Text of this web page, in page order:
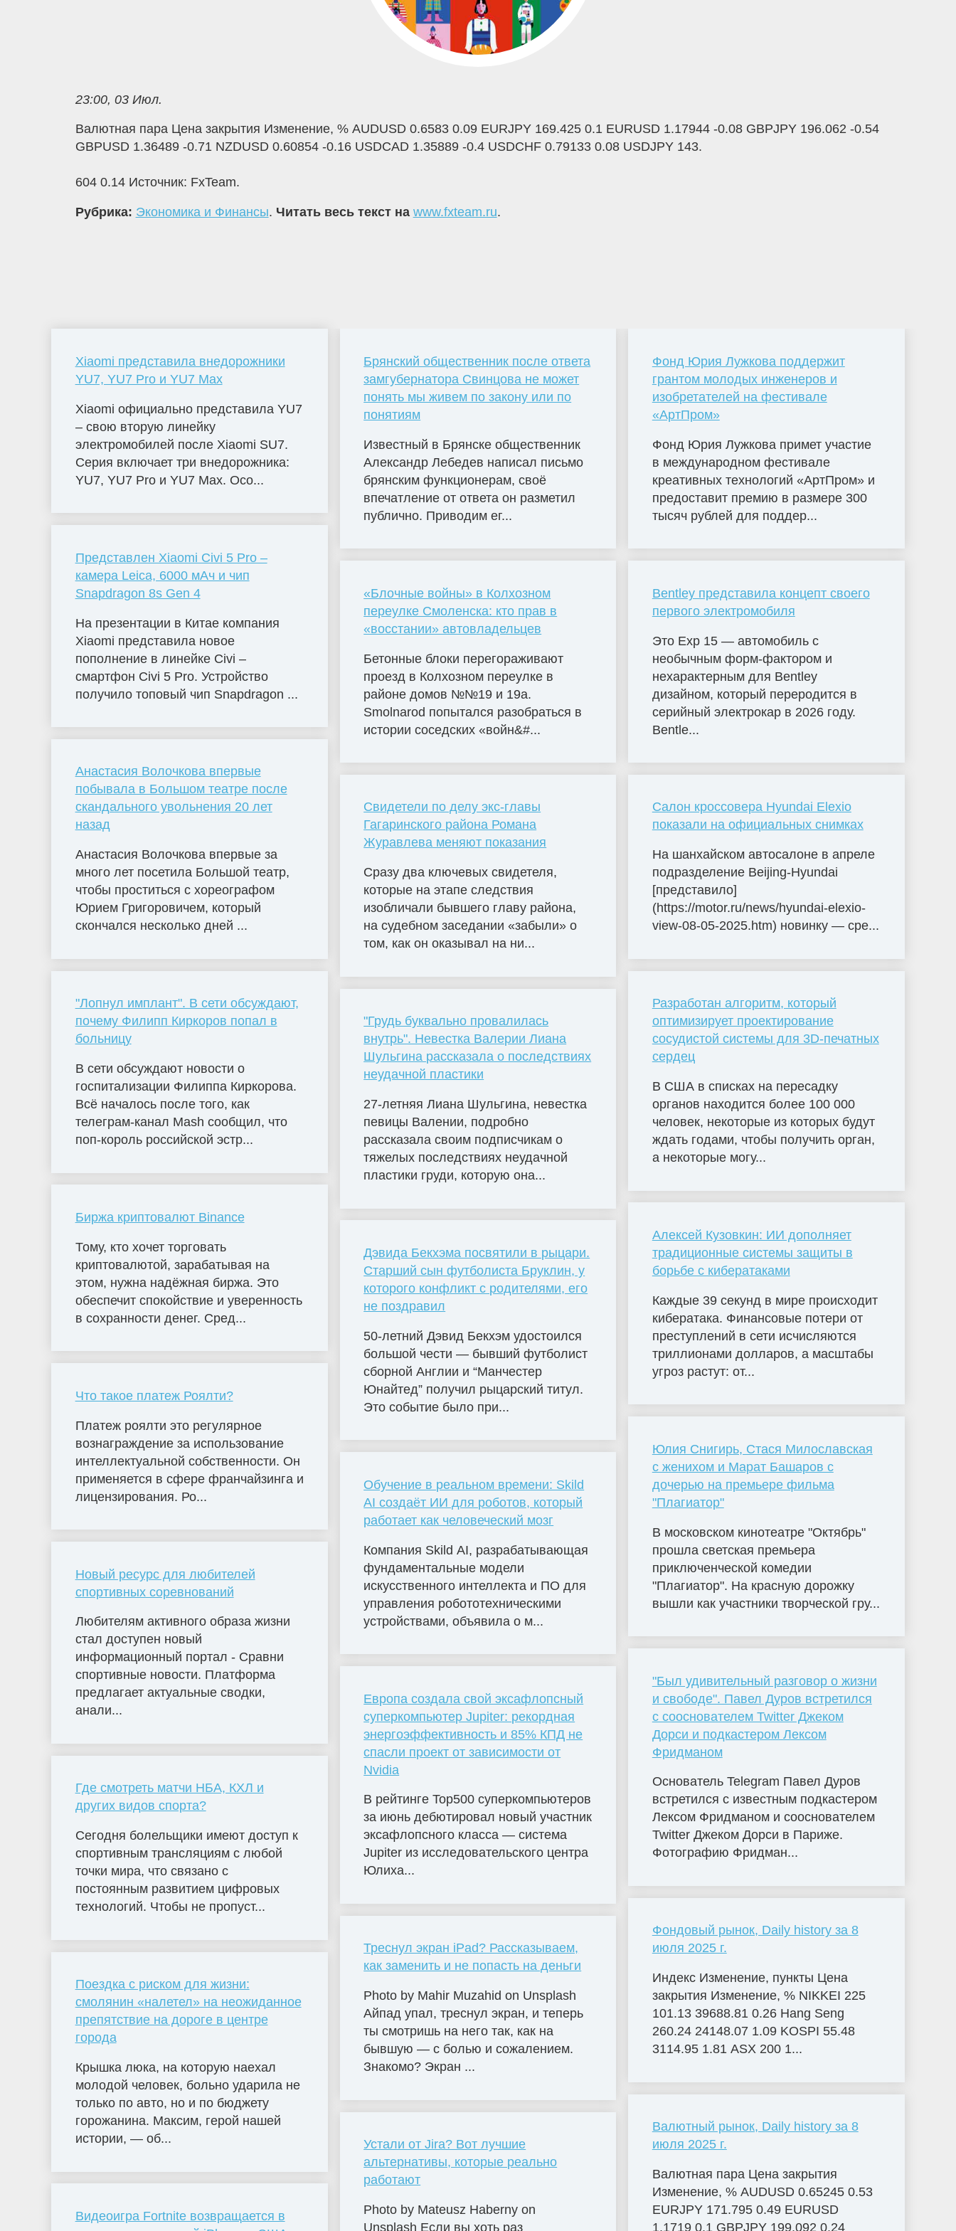
23:00, 03 Июл.
Валютная пара Цена закрытия Изменение, % AUDUSD 0.6583 0.09 EURJPY 169.425 0.1 EURUSD 1.17944 -0.08 GBPJPY 196.062 -0.54
GBPUSD 1.36489 -0.71 NZDUSD 0.60854 -0.16 USDCAD 1.35889 -0.4 USDCHF 0.79133 0.08 USDJPY 143.
604 0.14 Источник: FxTeam.
Рубрика: Экономика и Финансы. Читать весь текст на www.fxteam.ru.
Xiaomi представила внедорожники
YU7, YU7 Pro и YU7 Max
Xiaomi официально представила YU7
– свою вторую линейку
электромобилей после Xiaomi SU7.
Серия включает три внедорожника:
YU7, YU7 Pro и YU7 Max. Осо...
Представлен Xiaomi Civi 5 Pro –
камера Leica, 6000 мАч и чип
Snapdragon 8s Gen 4
На презентации в Китае компания
Xiaomi представила новое
пополнение в линейке Civi –
смартфон Civi 5 Pro. Устройство
получило топовый чип Snapdragon ...
Анастасия Волочкова впервые
побывала в Большом театре после
скандального увольнения 20 лет
назад
Анастасия Волочкова впервые за
много лет посетила Большой театр,
чтобы проститься с хореографом
Юрием Григоровичем, который
скончался несколько дней ...
"Лопнул имплант". В сети обсуждают,
почему Филипп Киркоров попал в
больницу
В сети обсуждают новости о
госпитализации Филиппа Киркорова.
Всё началось после того, как
телеграм-канал Mash сообщил, что
поп-король российской эстр...
Биржа криптовалют Binance
Тому, кто хочет торговать
криптовалютой, зарабатывая на
этом, нужна надёжная биржа. Это
обеспечит спокойствие и уверенность
в сохранности денег. Сред...
Что такое платеж Роялти?
Платеж роялти это регулярное
вознаграждение за использование
интеллектуальной собственности. Он
применяется в сфере франчайзинга и
лицензирования. Ро...
Новый ресурс для любителей
спортивных соревнований
Любителям активного образа жизни
стал доступен новый
информационный портал - Сравни
спортивные новости. Платформа
предлагает актуальные сводки,
анали...
Где смотреть матчи НБА, КХЛ и
других видов спорта?
Сегодня болельщики имеют доступ к
спортивным трансляциям с любой
точки мира, что связано с
постоянным развитием цифровых
технологий. Чтобы не пропуст...
Поездка с риском для жизни:
смолянин «налетел» на неожиданное
препятствие на дороге в центре
города
Крышка люка, на которую наехал
молодой человек, больно ударила не
только по авто, но и по бюджету
горожанина. Максим, герой нашей
истории, — об...
Видеоигра Fortnite возвращается в
Брянский общественник после ответа
замгубернатора Свинцова не может
понять мы живем по закону или по
понятиям
Известный в Брянске общественник
Александр Лебедев написал письмо
брянским функционерам, своё
впечатление от ответа он разметил
публично. Приводим ег...
«Блочные войны» в Колхозном
переулке Смоленска: кто прав в
«восстании» автовладельцев
Бетонные блоки перегораживают
проезд в Колхозном переулке в
районе домов №№19 и 19а.
Smolnarod попытался разобраться в
истории соседских «войн&#...
Свидетели по делу экс-главы
Гагаринского района Романа
Журавлева меняют показания
Сразу два ключевых свидетеля,
которые на этапе следствия
изобличали бывшего главу района,
на судебном заседании «забыли» о
том, как он оказывал на ни...
"Грудь буквально провалилась
внутрь". Невестка Валерии Лиана
Шульгина рассказала о последствиях
неудачной пластики
27-летняя Лиана Шульгина, невестка
певицы Валении, подробно
рассказала своим подписчикам о
тяжелых последствиях неудачной
пластики груди, которую она...
Дэвида Бекхэма посвятили в рыцари.
Старший сын футболиста Бруклин, у
которого конфликт с родителями, его
не поздравил
50-летний Дэвид Бекхэм удостоился
большой чести — бывший футболист
сборной Англии и “Манчестер
Юнайтед” получил рыцарский титул.
Это событие было при...
Обучение в реальном времени: Skild
AI создаёт ИИ для роботов, который
работает как человеческий мозг
Компания Skild AI, разрабатывающая
фундаментальные модели
искусственного интеллекта и ПО для
управления робототехническими
устройствами, объявила о м...
Европа создала свой эксафлопсный
суперкомпьютер Jupiter: рекордная
энергоэффективность и 85% КПД не
спасли проект от зависимости от
Nvidia
В рейтинге Top500 суперкомпьютеров
за июнь дебютировал новый участник
эксафлопсного класса — система
Jupiter из исследовательского центра
Юлиха...
Треснул экран iPad? Рассказываем,
как заменить и не попасть на деньги
Photo by Mahir Muzahid on Unsplash
Айпад упал, треснул экран, и теперь
ты смотришь на него так, как на
бывшую — с болью и сожалением.
Знакомо? Экран ...
Устали от Jira? Вот лучшие
альтернативы, которые реально
работают
Photo by Mateusz Haberny on
Unsplash Если вы хоть раз
Фонд Юрия Лужкова поддержит
грантом молодых инженеров и
изобретателей на фестивале
«АртПром»
Фонд Юрия Лужкова примет участие
в международном фестивале
креативных технологий «АртПром» и
предоставит премию в размере 300
тысяч рублей для поддер...
Bentley представила концепт своего
первого электромобиля
Это Exp 15 — автомобиль с
необычным форм-фактором и
нехарактерным для Bentley
дизайном, который переродится в
серийный электрокар в 2026 году.
Bentle...
Салон кроссовера Hyundai Elexio
показали на официальных снимках
На шанхайском автосалоне в апреле
подразделение Beijing-Hyundai
[представило]
(https://motor.ru/news/hyundai-elexio-
view-08-05-2025.htm) новинку — сре...
Разработан алгоритм, который
оптимизирует проектирование
сосудистой системы для 3D-печатных
сердец
В США в списках на пересадку
органов находится более 100 000
человек, некоторые из которых будут
ждать годами, чтобы получить орган,
а некоторые могу...
Алексей Кузовкин: ИИ дополняет
традиционные системы защиты в
борьбе с кибератаками
Каждые 39 секунд в мире происходит
кибератака. Финансовые потери от
преступлений в сети исчисляются
триллионами долларов, а масштабы
угроз растут: от...
Юлия Снигирь, Стася Милославская
с женихом и Марат Башаров с
дочерью на премьере фильма
"Плагиатор"
В московском кинотеатре "Октябрь"
прошла светская премьера
приключенческой комедии
"Плагиатор". На красную дорожку
вышли как участники творческой гру...
"Был удивительный разговор о жизни
и свободе". Павел Дуров встретился
с сооснователем Twitter Джеком
Дорси и подкастером Лексом
Фридманом
Основатель Telegram Павел Дуров
встретился с известным подкастером
Лексом Фридманом и сооснователем
Twitter Джеком Дорси в Париже.
Фотографию Фридман...
Фондовый рынок, Daily history за 8
июля 2025 г.
Индекс Изменение, пункты Цена
закрытия Изменение, % NIKKEI 225
101.13 39688.81 0.26 Hang Seng
260.24 24148.07 1.09 KOSPI 55.48
3114.95 1.81 ASX 200 1...
Валютный рынок, Daily history за 8
июля 2025 г.
Валютная пара Цена закрытия
Изменение, % AUDUSD 0.65245 0.53
EURJPY 171.795 0.49 EURUSD
1.1719 0.1 GBPJPY 199.092 0.24